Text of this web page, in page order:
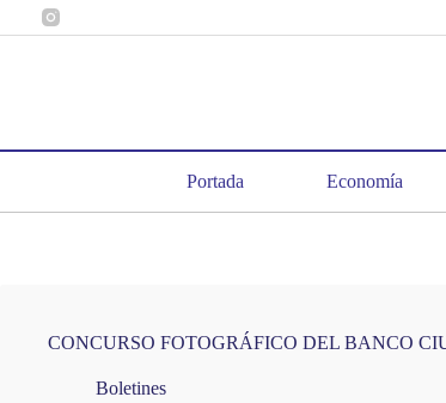
al
Portada Economía
CONCURSO FOTOGRÁFICO DEL BANCO
Boletines